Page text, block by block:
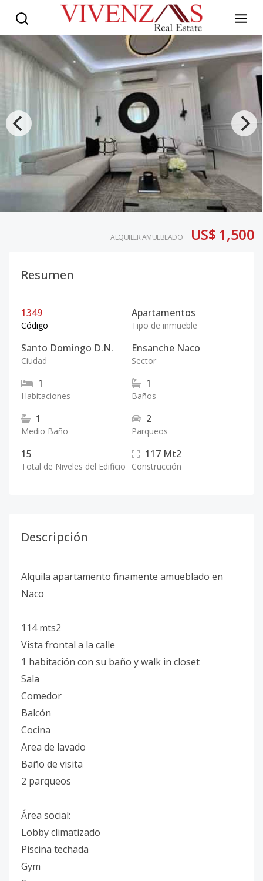
ALQUILER AMUEBLADO US$ 1,500
Resumen
1349
Código
Apartamentos
Tipo de inmueble
Santo Domingo D.N.
Ciudad
Ensanche Naco
Sector
1
Habitaciones
1
Baños
1
Medio Baño
2
Parqueos
15
Total de Niveles del Edificio
117 Mt2
Construcción
Descripción
Alquila apartamento finamente amueblado en
Naco
114 mts2
Vista frontal a la calle
1 habitación con su baño y walk in closet
Sala
Comedor
Balcón
Cocina
Area de lavado
Baño de visita
2 parqueos
Área social:
Lobby climatizado
Piscina techada
Gym